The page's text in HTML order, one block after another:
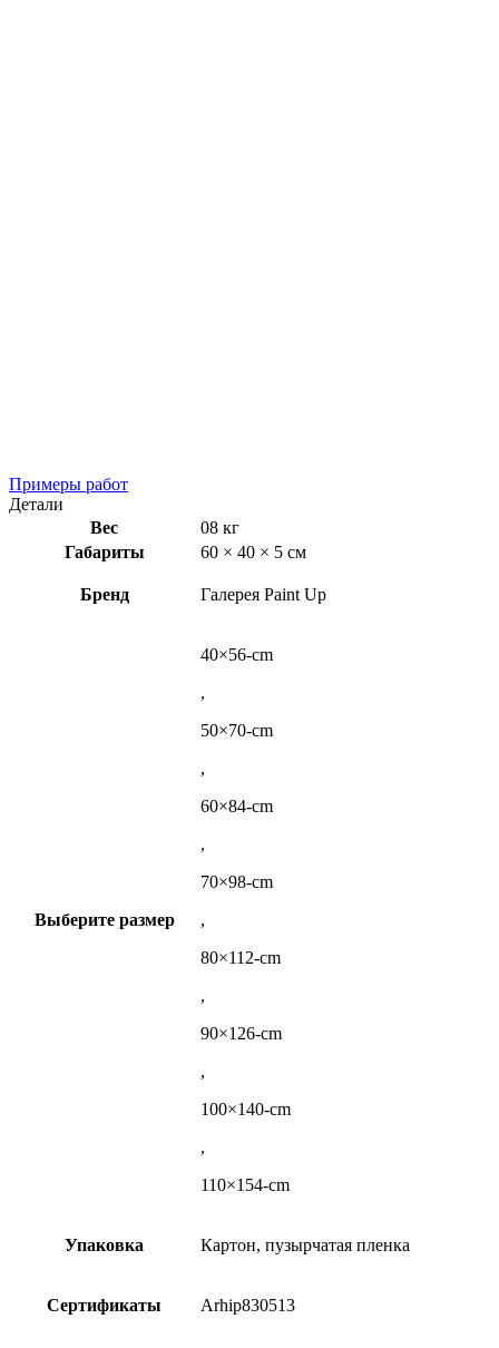
Примеры работ
Детали
Вес
08 кг
Габариты
60 × 40 × 5 см
Бренд Галерея Paint Up
Выберите размер
40×56-cm
,
50×70-cm
,
60×84-cm
,
70×98-cm
,
80×112-cm
,
90×126-cm
,
100×140-cm
,
110×154-cm
Упаковка Картон, пузырчатая пленка
Сертификаты Arhip830513